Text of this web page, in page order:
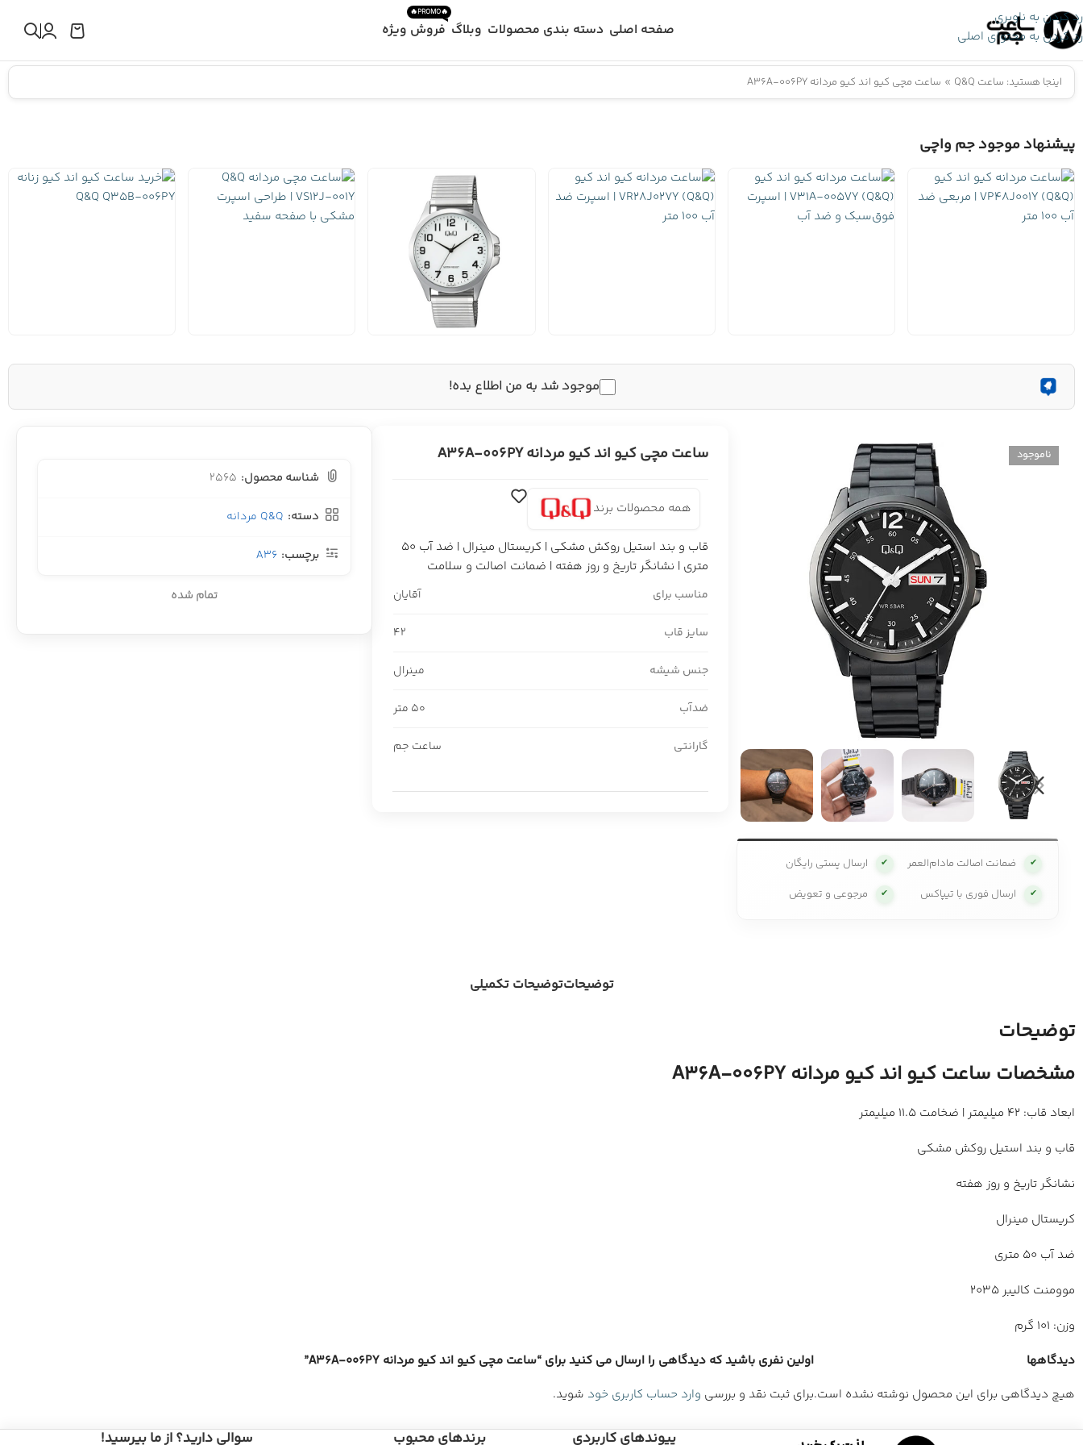
رد کردن به ناوبری
رد کردن به محتوای اصلی
صفحه اصلی دسته بندی محصولات وبلاگ فروش ویژه
🔥PROMO🔥
اینجا هستید: ساعت Q&Q » ساعت مچی کیو اند کیو مردانه A36A-006PY
پیشنهاد موجود جم واچی
موجود شد به من اطلاع بده!
ناموجود
✔ ضمانت اصالت مادام‌العمر ✔ ارسال پستی رایگان
✔ ارسال فوری با تیپاکس ✔ مرجوعی و تعویض
ساعت مچی کیو اند کیو مردانه A36A-006PY
همه محصولات برند
قاب و بند استیل روکش مشکی | کریستال مینرال | ضد آب 50
متری | نشانگر تاریخ و روز هفته | ضمانت اصالت و سلامت
مناسب برای آقایان
سایز قاب 42
جنس شیشه مینرال
ضدآب 50 متر
گارانتی ساعت جم
شناسه محصول: 2565
دسته: Q&Q مردانه
برچسب: A36
تمام شده
توضیحاتتوضیحات تکمیلی
توضیحات
مشخصات ساعت کیو اند کیو مردانه A36A-006PY
ابعاد قاب: 42 میلیمتر | ضخامت 11.5 میلیمتر
قاب و بند استیل روکش مشکی
نشانگر تاریخ و روز هفته
کریستال مینرال
ضد آب 50 متری
موومنت کالیبر 2035
وزن: 101 گرم
دیدگاهها
هیچ دیدگاهی برای این محصول نوشته نشده است.
اولین نفری باشید که دیدگاهی را ارسال می کنید برای “ساعت مچی کیو اند کیو مردانه A36A-006PY”
برای ثبت نقد و بررسی وارد حساب کاربری خود شوید.
پیوندهای کاربردی برندهای محبوب سوالی دارید؟ از ما بپرسید!